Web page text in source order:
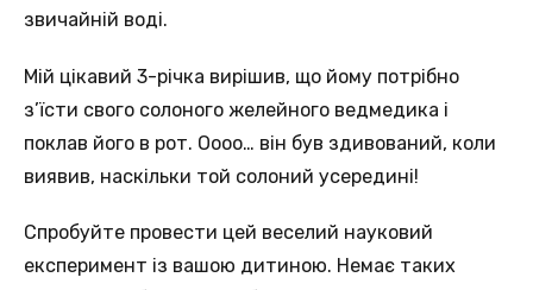
звичайній воді.
Мій цікавий 3-річка вирішив, що йому потрібно
з’їсти свого солоного желейного ведмедика і
поклав його в рот. Оооо… він був здивований, коли
виявив, наскільки той солоний усередині!
Спробуйте провести цей веселий науковий
експеримент із вашою дитиною. Немає таких